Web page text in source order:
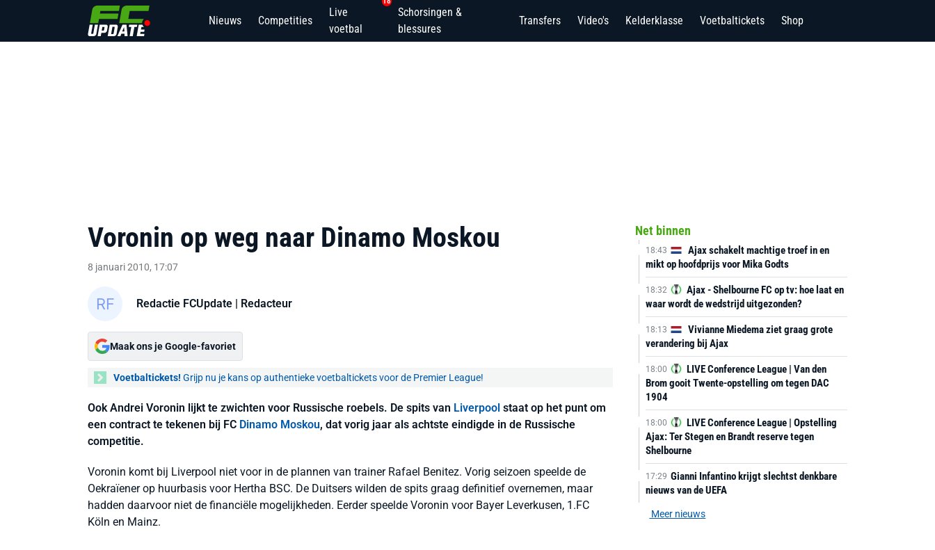
Nieuws Competities
Live
voetbal
Schorsingen &
blessures
Transfers Video's Kelderklasse Voetbaltickets Shop
Voronin op weg naar Dinamo Moskou
8 januari 2010, 17:07
Redactie FCUpdate | Redacteur
Maak ons je Google-favoriet
Voetbaltickets! Grijp nu je kans op authentieke voetbaltickets voor de Premier League!
Ook Andrei Voronin lijkt te zwichten voor Russische roebels. De spits van Liverpool staat op het punt om
een contract te tekenen bij FC Dinamo Moskou, dat vorig jaar als achtste eindigde in de Russische
competitie.
Voronin komt bij Liverpool niet voor in de plannen van trainer Rafael Benitez. Vorig seizoen speelde de
Oekraïener op huurbasis voor Hertha BSC. De Duitsers wilden de spits graag definitief overnemen, maar
hadden daarvoor niet de financiële mogelijkheden. Eerder speelde Voronin voor Bayer Leverkusen, 1.FC
Köln en Mainz.
Net binnen
18:43
Ajax schakelt machtige troef in en
mikt op hoofdprijs voor Mika Godts
18:32
Ajax - Shelbourne FC op tv: hoe laat en
waar wordt de wedstrijd uitgezonden?
18:13
Vivianne Miedema ziet graag grote
verandering bij Ajax
18:00
LIVE Conference League | Van den
Brom gooit Twente-opstelling om tegen DAC
1904
18:00
LIVE Conference League | Opstelling
Ajax: Ter Stegen en Brandt reserve tegen
Shelbourne
17:29 Gianni Infantino krijgt slechtst denkbare
nieuws van de UEFA
Meer nieuws